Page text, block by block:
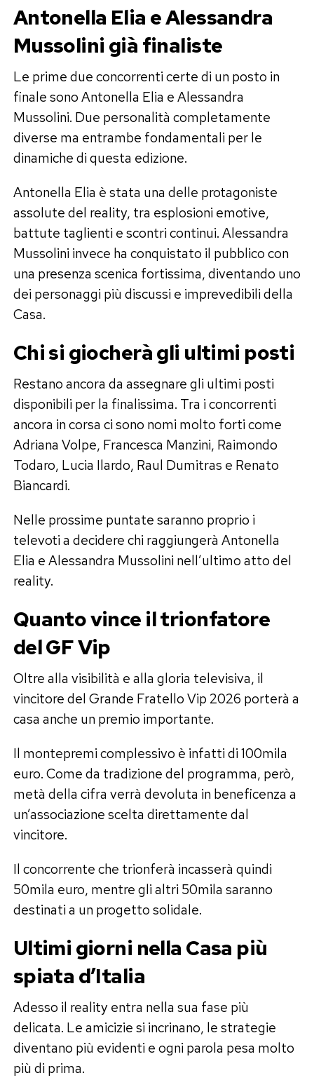
Antonella Elia e Alessandra
Mussolini già finaliste
Le prime due concorrenti certe di un posto in
finale sono Antonella Elia e Alessandra
Mussolini. Due personalità completamente
diverse ma entrambe fondamentali per le
dinamiche di questa edizione.
Antonella Elia è stata una delle protagoniste
assolute del reality, tra esplosioni emotive,
battute taglienti e scontri continui. Alessandra
Mussolini invece ha conquistato il pubblico con
una presenza scenica fortissima, diventando uno
dei personaggi più discussi e imprevedibili della
Casa.
Chi si giocherà gli ultimi posti
Restano ancora da assegnare gli ultimi posti
disponibili per la finalissima. Tra i concorrenti
ancora in corsa ci sono nomi molto forti come
Adriana Volpe, Francesca Manzini, Raimondo
Todaro, Lucia Ilardo, Raul Dumitras e Renato
Biancardi.
Nelle prossime puntate saranno proprio i
televoti a decidere chi raggiungerà Antonella
Elia e Alessandra Mussolini nell’ultimo atto del
reality.
Quanto vince il trionfatore
del GF Vip
Oltre alla visibilità e alla gloria televisiva, il
vincitore del Grande Fratello Vip 2026 porterà a
casa anche un premio importante.
Il montepremi complessivo è infatti di 100mila
euro. Come da tradizione del programma, però,
metà della cifra verrà devoluta in beneficenza a
un’associazione scelta direttamente dal
vincitore.
Il concorrente che trionferà incasserà quindi
50mila euro, mentre gli altri 50mila saranno
destinati a un progetto solidale.
Ultimi giorni nella Casa più
spiata d’Italia
Adesso il reality entra nella sua fase più
delicata. Le amicizie si incrinano, le strategie
diventano più evidenti e ogni parola pesa molto
più di prima.